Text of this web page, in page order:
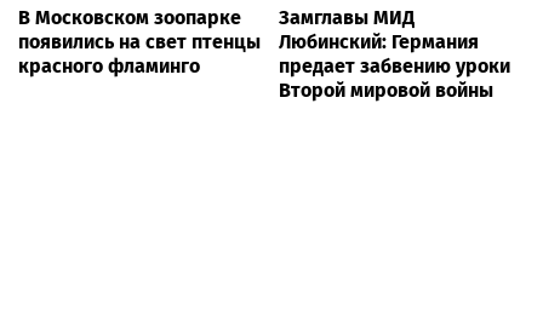
В Московском зоопарке
появились на свет птенцы
красного фламинго
Замглавы МИД
Любинский: Германия
предает забвению уроки
Второй мировой войны